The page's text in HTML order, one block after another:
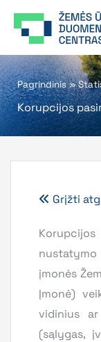
prie
Pagrindinis»
Korupcijos
Grįžti
įmonės
Įmonė)
vidinius
(sąlygas,